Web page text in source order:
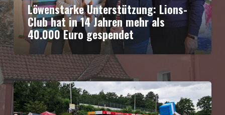
Löwenstarke Unterstützung: Lions-
Club hat in 14 Jahren mehr als
40.000 Euro gespendet